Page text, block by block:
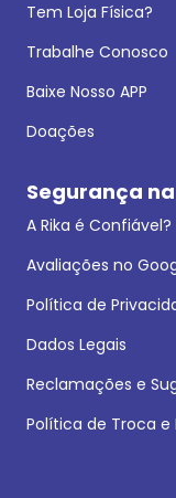
Tem Loja Física?
Trabalhe Conosco
Baixe Nosso APP
Doações
Segurança
A Rika é Confiável?
Avaliações no
Política de
Dados Legais
Reclamações e
Política de Troca e